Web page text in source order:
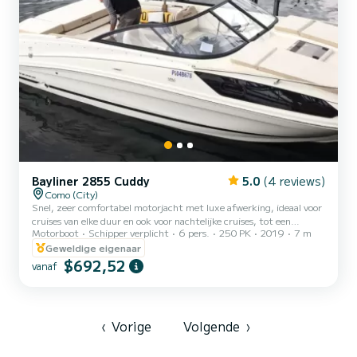
Bayliner 2855 Cuddy 5.0 (4 reviews)
Como (City)
Snel, zeer comfortabel motorjacht met luxe afwerking, ideaal voor
cruises van elke duur en ook voor nachtelijke cruises, tot een
maximum van zes passagiers die kunnen genieten van alle
gemakken dankzij de stoelen en achterkussens en het prachtige
zonnedek aan de voorzijde. De boot heeft ook een buitendouche en
een groot intrekbaar zonnedak, voor het geval van regen of koele
Motorboot Schipper verplicht 6 pers. 250 PK 2019
7 m
Geweldige eigenaar
vanaf $692,52
‹ Vorige Volgende ›